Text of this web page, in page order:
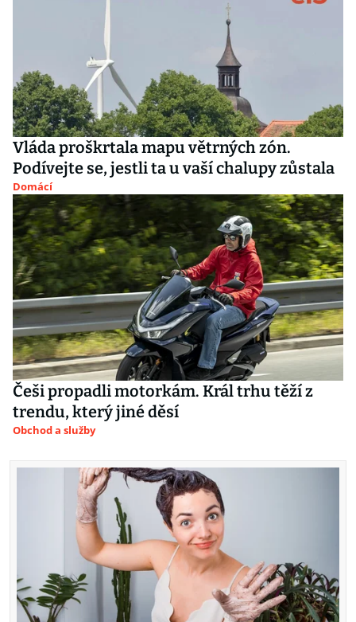
Vláda proškrtala mapu větrných zón.
Podívejte se, jestli ta u vaší chalupy zůstala
Domácí
Češi propadli motorkám. Král trhu těží z
trendu, který jiné děsí
Obchod a služby